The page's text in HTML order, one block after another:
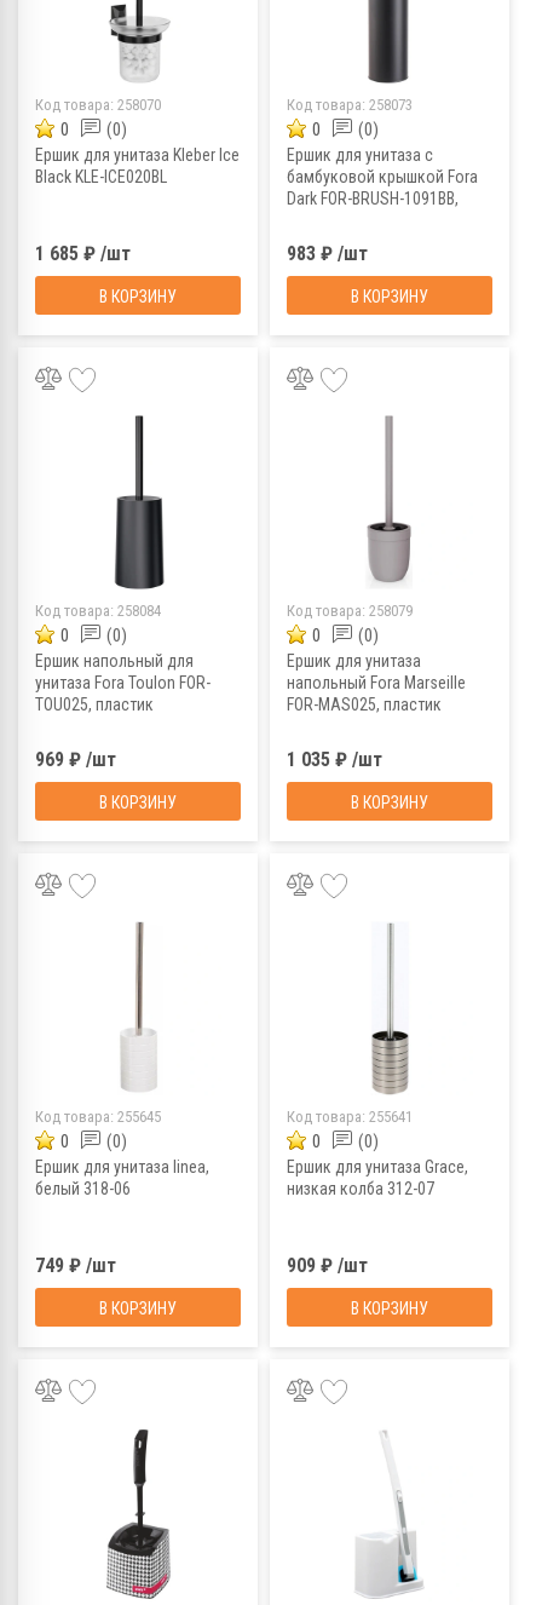
Код товара: 258070
0 (0)
Ершик для унитаза Kleber Ice
Black KLE-ICE020BL
1 685 ₽ /шт
В КОРЗИНУ
Код товара: 258073
0 (0)
Ершик для унитаза с
бамбуковой крышкой Fora
Dark FOR-BRUSH-1091BB,
983 ₽ /шт
В КОРЗИНУ
Код товара: 258084
0 (0)
Ершик напольный для
унитаза Fora Toulon FOR-
TOU025, пластик
969 ₽ /шт
В КОРЗИНУ
Код товара: 258079
0 (0)
Ершик для унитаза
напольный Fora Marseille
FOR-MAS025, пластик
1 035 ₽ /шт
В КОРЗИНУ
Код товара: 255645
0 (0)
Ершик для унитаза linea,
белый 318-06
749 ₽ /шт
В КОРЗИНУ
Код товара: 255641
0 (0)
Ершик для унитаза Grace,
низкая колба 312-07
909 ₽ /шт
В КОРЗИНУ